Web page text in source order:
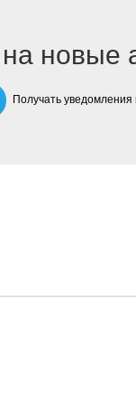
новые
Получать уведомления